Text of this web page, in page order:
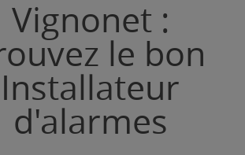
Vignonet :
le bon
Installateur
d'alarmes